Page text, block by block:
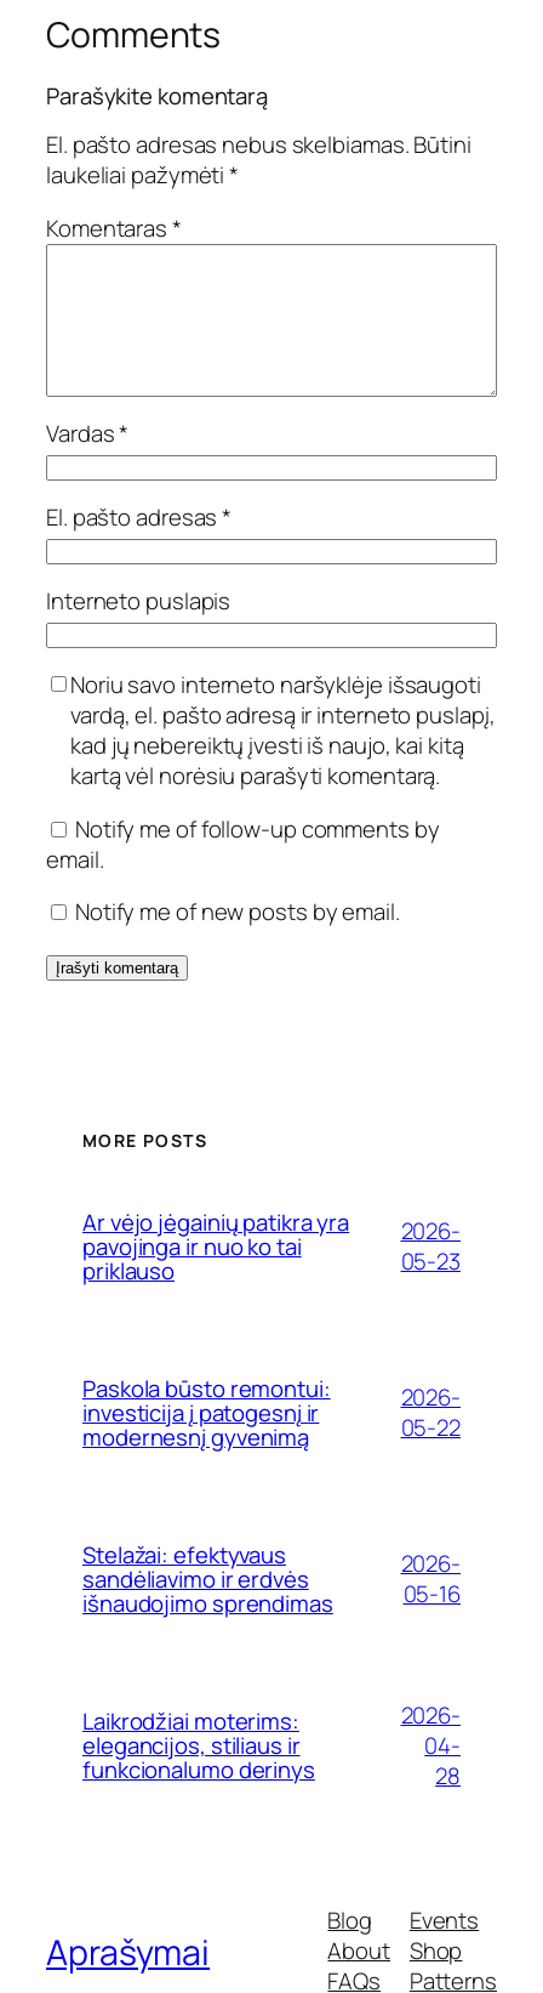
Comments
Parašykite komentarą
El. pašto adresas nebus skelbiamas.Būtini
laukeliai pažymėti*
Komentaras*
Vardas*
El. pašto adresas*
Interneto puslapis
Noriu savo interneto naršyklėje išsaugoti
vardą, el. pašto adresą ir interneto puslapį,
kad jų nebereiktų įvesti iš naujo, kai kitą
kartą vėl norėsiu parašyti komentarą.
Notify me of follow-up comments by
email.
Notify me of new posts by email.
MORE POSTS
Ar vėjo jėgainių patikra yra
pavojinga ir nuo ko tai
priklauso
2026-
05-23
Paskola būsto remontui:
investicija į patogesnį ir
modernesnį gyvenimą
2026-
05-22
Stelažai: efektyvaus
sandėliavimo ir erdvės
išnaudojimo sprendimas
2026-
05-16
Laikrodžiai moterims:
elegancijos, stiliaus ir
funkcionalumo derinys
2026-
04-
28
Aprašymai
Blog
About
FAQs
Events
Shop
Patterns